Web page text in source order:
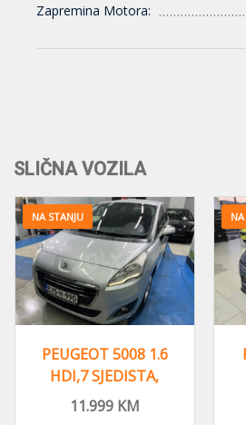
Zapremina Motora:
SLIČNA VOZILA
5008 1.6
NA STANJU
PEUGEOT
2.0 HDI ,
GODINA,